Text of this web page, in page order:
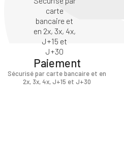
Paiement
Sécurisé par carte bancaire et en
2x, 3x, 4x, J+15 et J+30